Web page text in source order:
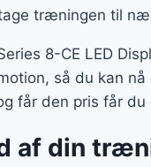
træningen til
8-CE LED
så du kan
får den pris får
af din